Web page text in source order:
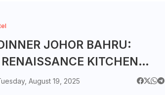
JOHOR BAHRU:
KITCHEN
DI RENAISSANCE
August 19, 2025